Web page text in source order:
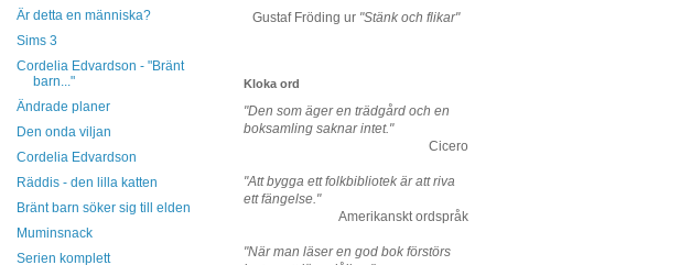
Är detta en människa?
Sims 3
Cordelia Edvardson - "Bränt
barn..."
Ändrade planer
Den onda viljan
Cordelia Edvardson
Räddis - den lilla katten
Bränt barn söker sig till elden
Muminsnack
Serien komplett
Gustaf Fröding ur "Stänk och flikar"
Kloka ord
"Den som äger en trädgård och en
boksamling saknar intet."
Cicero
"Att bygga ett folkbibliotek är att riva
ett fängelse."
Amerikanskt ordspråk
"När man läser en god bok förstörs